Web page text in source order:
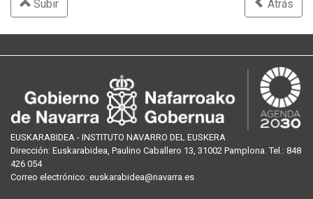
Atrás
Subir
EUSKARABIDEA - INSTITUTO NAVARRO DEL EUSKERA
Dirección: Euskarabidea, Paulino Caballero 13, 31002 Pamplona . Tel.: 848
426 054
Correo electrónico: euskarabidea@navarra.es